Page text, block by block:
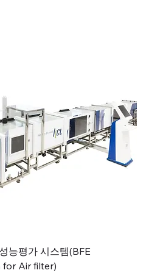
능평가 시스템(BFE
for Air filter)